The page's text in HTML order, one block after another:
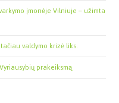
įmonėje Vilniuje – užimta
valdymo krizė liks.
prakeiksmą